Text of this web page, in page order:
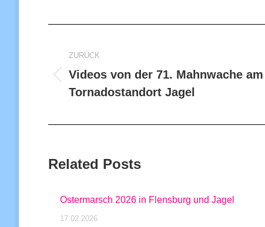
ZURÜCK
Vorheriger
Beitrag:
Videos von der 71. Mahnwache
Tornadostandort Jagel
Related Posts
Ostermarsch 2026 in Flensburg und Jagel
17.02.2026